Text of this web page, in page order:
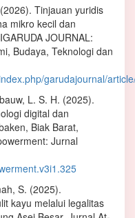
Tinjauan yuridis
mikro kecil dan
JOURNAL:
Budaya, Teknologi dan
garudajournal/
L. S. H. (2025).
digital dan
Biak Barat,
Jurnal
S. (2025).
kayu melalui legalitas